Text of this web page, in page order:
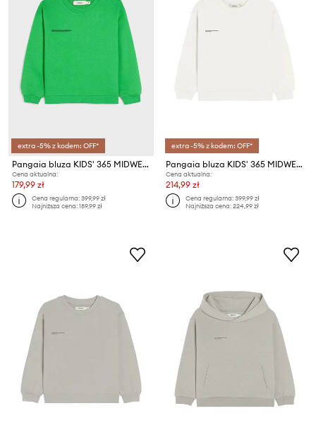
extra -5% z kodem: OFF*
Pangaia bluza KIDS' 365 MIDWEIGHT SWEATSHIRT
Cena aktualna:
179,99 zł
Cena regularna:399,99 zł
Najniższa cena:189,99 zł
extra -5% z kodem: OFF*
Pangaia bluza KIDS' 365 MIDWEIGHT SWEATSHIRT
Cena aktualna:
214,99 zł
Cena regularna:399,99 zł
Najniższa cena:224,99 zł